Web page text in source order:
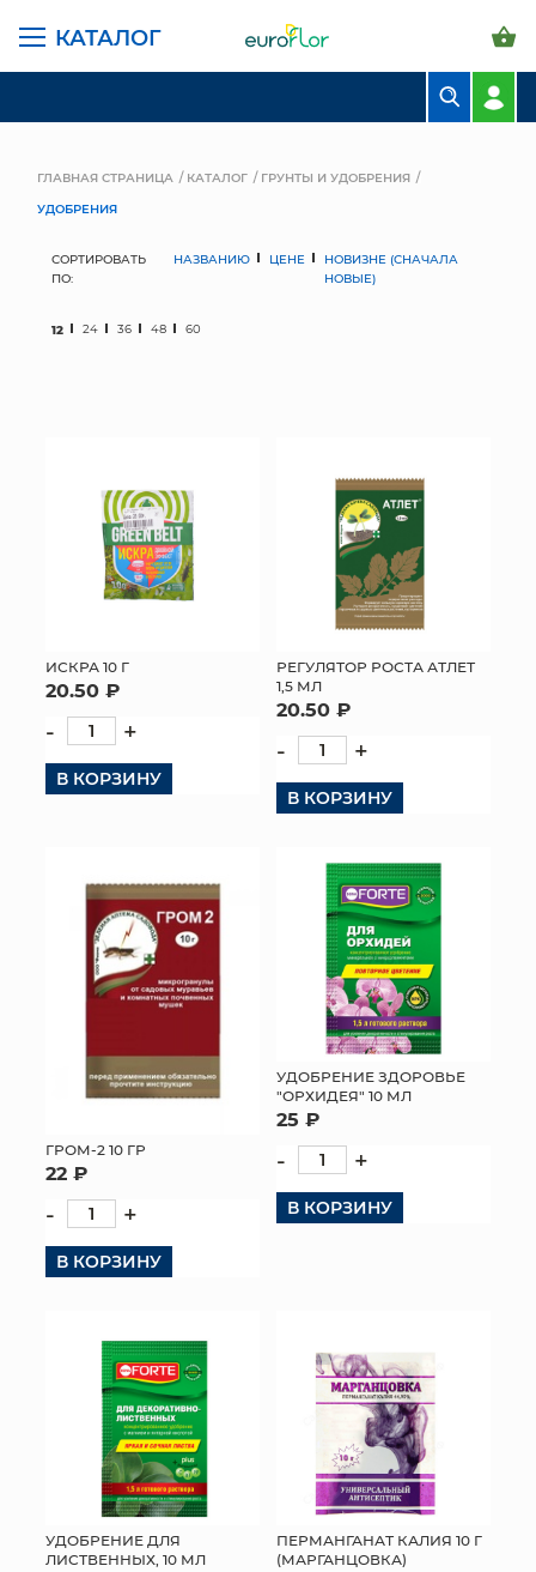
КАТАЛОГ
СВАДЕБНАЯ ФЛОРИСТИКА
ЯЩИКИ
СУНДУКИ
ИСКУССТВЕННЫЕ ЦВЕТЫ
ПОДАРОЧНЫЕ КАРТЫ
ТОРГОВЫЙ ЦЕНТР
ОПТОВЫМ КЛИЕНТАМ
ДОСТАВКА И ОПЛАТА
ГЛАВНАЯ СТРАНИЦА КАТАЛОГ
ГРУНТЫ И УДОБРЕНИЯ
УДОБРЕНИЯ
СОРТИРОВАТЬ
ПО:
НАЗВАНИЮ ЦЕНЕ
НОВИЗНЕ (СНАЧАЛА
НОВЫЕ)
12 24 36 48 60
ИСКРА 10 Г
20.50 ₽
- +
В КОРЗИНУ
РЕГУЛЯТОР РОСТА АТЛЕТ
1,5 МЛ
20.50 ₽
- +
В КОРЗИНУ
ГРОМ-2 10 ГР
22 ₽
- +
В КОРЗИНУ
УДОБРЕНИЕ ЗДОРОВЬЕ
"ОРХИДЕЯ" 10 МЛ
25 ₽
- +
В КОРЗИНУ
УДОБРЕНИЕ ДЛЯ
ЛИСТВЕННЫХ, 10 МЛ
ПЕРМАНГАНАТ КАЛИЯ 10 Г
(МАРГАНЦОВКА)